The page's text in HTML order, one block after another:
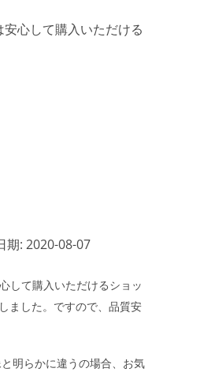
心して購入いただける
期: 2020-08-07
して購入いただけるショッ
ました。ですので、品質安
明らかに違うの場合、お気